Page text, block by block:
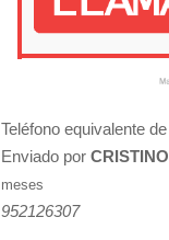
Teléfono equivalente de
Enviado por CRISTINO
meses
952126307